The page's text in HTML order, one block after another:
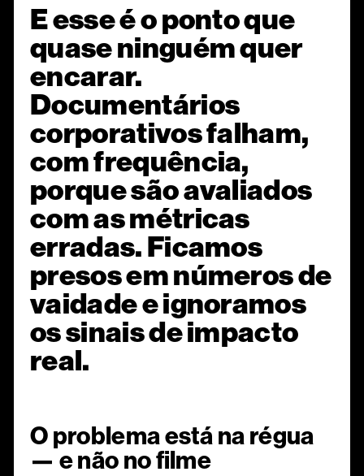
E esse é o ponto que
quase ninguém quer
encarar.
Documentários
corporativos falham,
com frequência,
porque são avaliados
com as métricas
erradas. Ficamos
presos em números de
vaidade e ignoramos
os sinais de impacto
real.
O problema está na régua
— e não no filme